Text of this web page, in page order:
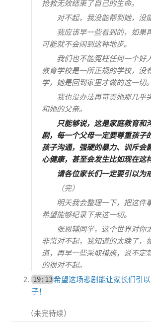
抢救无效结束了自己的生命。
对不起，我没能帮到她，没
我应该早一些看到的，如果
可能就不会闹到这种地步。
我们也不能冤枉任何一个好
教育学校是一所正规的学校，没
学，她是回到家里才做的这一切。
我也没办法再苛责她那几乎
和她的父亲。
只能够说，这是家庭教育和
剧，每一个父母一定要尊重孩子
孩子沟通，强硬的暴力、训斥会
心健康，甚至会发生比如现在这
请各位家长们一定要引以为
（完）
明天我会整理一下，把这件
希望能够纪录下来这一切。
张恩辅同学，这个世界对你
非常对不起，我知道的太晚了，
道，再早一些采取措施，说不定
的很对不起。
19:13希望这场悲剧能让家长们引
子！
（未完待续）